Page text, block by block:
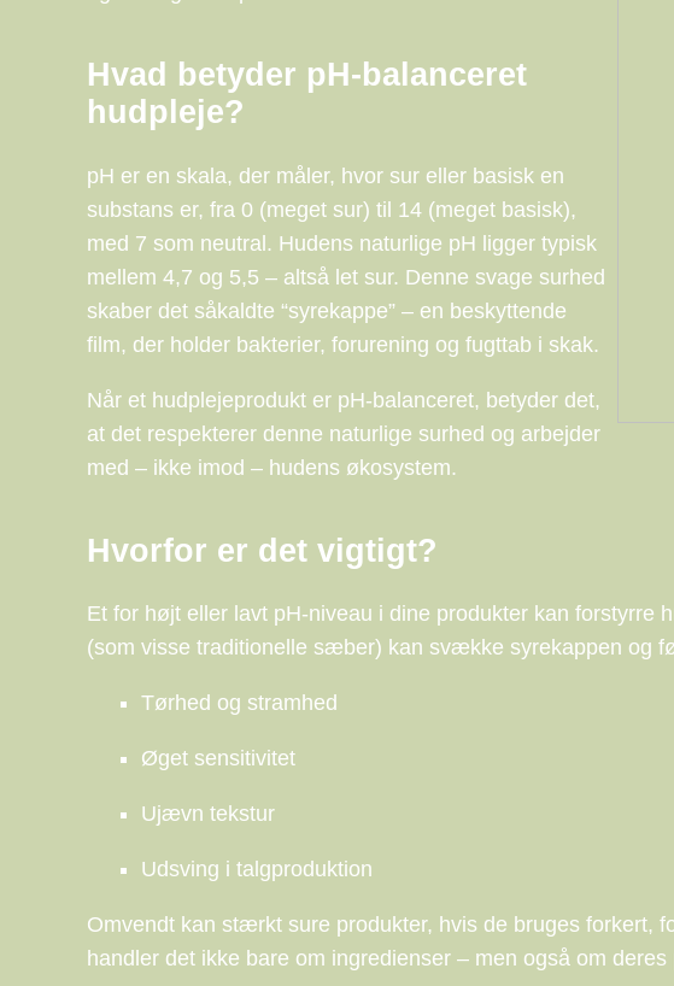
Hvad betyder pH-balanceret
hudpleje?
pH er en skala, der måler, hvor sur eller basisk en
substans er, fra 0 (meget sur) til 14 (meget basisk),
med 7 som neutral. Hudens naturlige pH ligger typisk
mellem 4,7 og 5,5 – altså let sur. Denne svage surhed
skaber det såkaldte “syrekappe” – en beskyttende
film, der holder bakterier, forurening og fugttab i skak.
Når et hudplejeprodukt er pH-balanceret, betyder det,
at det respekterer denne naturlige surhed og arbejder
med – ikke imod – hudens økosystem.
Hvorfor er det vigtigt?
Et for højt eller lavt pH-niveau i dine produkter kan forstyrre
(som visse traditionelle sæber) kan svække syrekappen og
Tørhed og stramhed
Øget sensitivitet
Ujævn tekstur
Udsving i talgproduktion
Omvendt kan stærkt sure produkter, hvis de bruges forkert,
handler det ikke bare om ingredienser – men også om